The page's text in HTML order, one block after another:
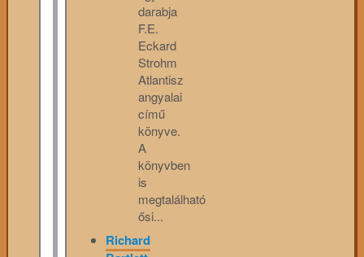
darabja
F.E.
Eckard
Strohm
Atlantisz
angyalai
című
könyve.
A
könyvben
is
megtalálható
ősi...
Richard